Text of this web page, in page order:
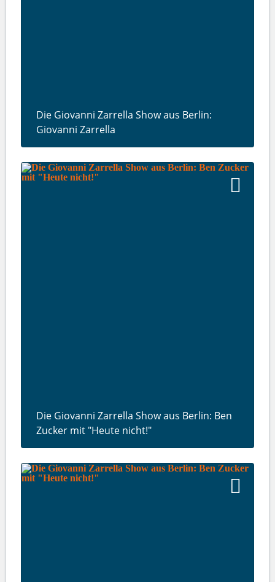
Die Giovanni Zarrella Show aus Berlin:
Giovanni Zarrella
Die Giovanni Zarrella Show aus Berlin: Ben
Zucker mit "Heute nicht!"